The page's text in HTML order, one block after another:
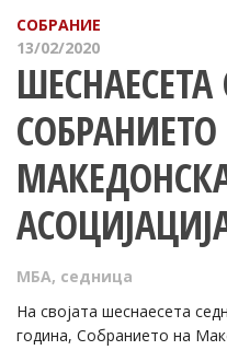
СОБРАНИЕ
13/02/2020
МБА, седница
На својата шеснаесета
година, Собранието на